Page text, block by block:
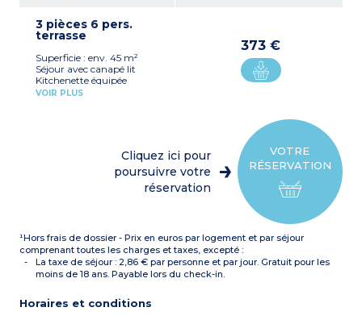
cafetière à capsule,
cafetière filtre, bouilloire,
1 chambre avec lit double
1 chambre avec 2 lits
superposés
1 salle de bain avec
- Tous les appartements
sont en duplex sauf 2
3 pièces 6 pers.
terrasse
Superficie : env. 45 m²
Séjour avec canapé lit
Kitchenette équipée
(réfrigérateur, plaque
1 chambre avec 2 lits
simples ou zippés
1 chambre avec 1 lit double
À noter:
- Tous les appartements
sont en duplex sauf 4
logements PMR
VOIR PLUS
373 €
VOTRE
RÉSERVATION
Cliquez ici pour
poursuivre votre
réservation
¹Hors frais de dossier - Prix en euros par logement et par séjour
comprenant toutes les charges et taxes, excepté :
La taxe de séjour : 2,86 € par personne et par jour. Gratuit pour les
moins de 18 ans. Payable lors du check-in.
Horaires et conditions